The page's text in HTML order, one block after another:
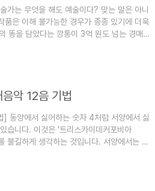
가는 무엇을 해도 예술이다? 맞는 말은 아니
품은 이해 불가능한 경우가 종종 있기에 더욱
똥을 담았다는 깡통이 3억 원도 넘는 경매
아있는 느낌을 그리는 추상화가 피에로 만
악 12음 기법
동양에서 싫어하는 숫자 4처럼 서양에서 싫
습니다. 이것은 '트리스카이데커포비아
길하게 생각하는 것입니다. 서양에서는 빌
습니다. 쇤베르크의 12음 기법은 현대음악